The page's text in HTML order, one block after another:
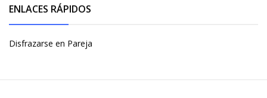
ENLACES RÁPIDOS
Disfrazarse en Pareja